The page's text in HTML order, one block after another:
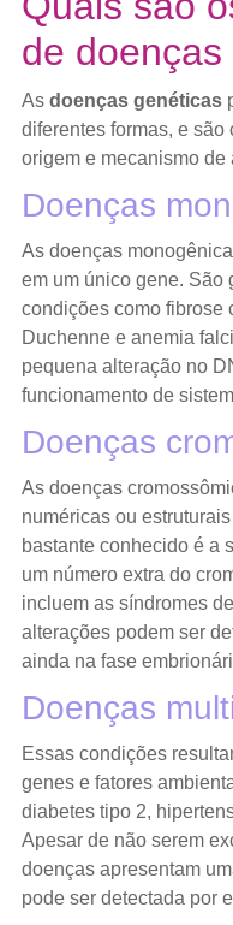
de
As doenças genéticas
diferentes formas, e
origem e mecanismo de
Doenças
As doenças
em um único gene. São
condições como fibrose
Duchenne e anemia
pequena alteração no
funcionamento de
Doenças
As doenças
numéricas ou
bastante conhecido é a
um número extra do
incluem as síndromes
alterações podem ser
ainda na fase
Doenças
Essas condições
genes e fatores
diabetes tipo 2,
Apesar de não serem
doenças apresentam
pode ser detectada por